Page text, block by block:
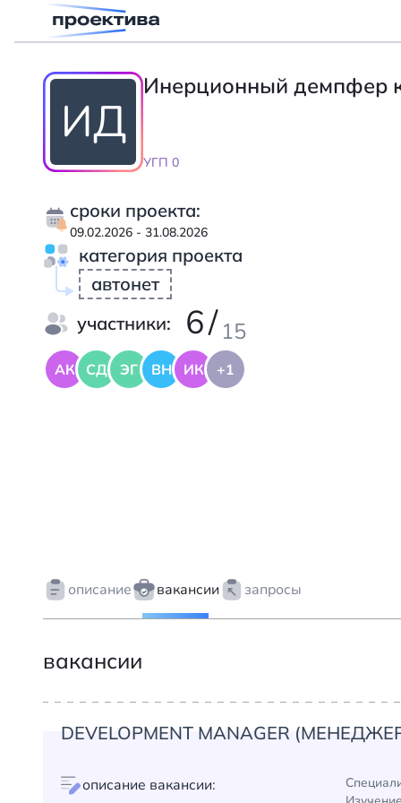
ИД
Инерционный демпфер
УГП 0
сроки проекта:
09.02.2026 - 31.08.2026
категория проекта
автонет
участники:
6/ 15
АК СД ЭГ ВН ИК +1
описание вакансии запросы
вакансии
DEVELOPMENT MANAGER
описание вакансии: